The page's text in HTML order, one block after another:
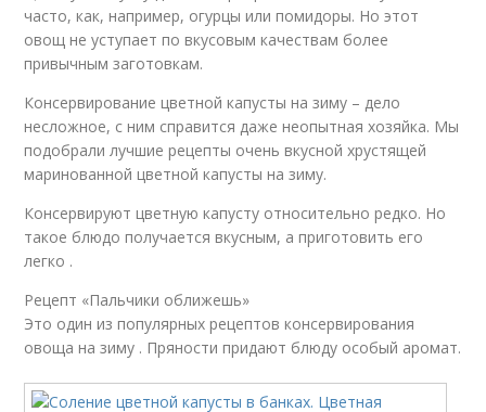
часто, как, например, огурцы или помидоры. Но этот
овощ не уступает по вкусовым качествам более
привычным заготовкам.
Консервирование цветной капусты на зиму – дело
несложное, с ним справится даже неопытная хозяйка. Мы
подобрали лучшие рецепты очень вкусной хрустящей
маринованной цветной капусты на зиму.
Консервируют цветную капусту относительно редко. Но
такое блюдо получается вкусным, а приготовить его
легко .
Рецепт «Пальчики оближешь»
Это один из популярных рецептов консервирования
овоща на зиму . Пряности придают блюду особый аромат.